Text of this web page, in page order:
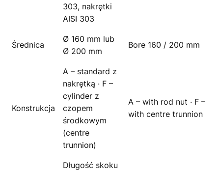
303, nakrętki
AISI 303
Średnica
Ø 160 mm lub
Ø 200 mm
Bore 160 / 200 mm
Konstrukcja
A – standard z
nakrętką · F –
cylinder z
czopem
środkowym
(centre
trunnion)
A – with rod nut · F –
with centre trunnion
Długość skoku